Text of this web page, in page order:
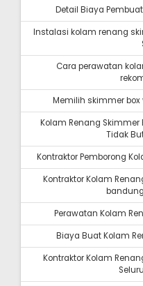
Detail Biaya
Instalasi kolam renang
Cara perawatan
Memilih skimmer
Kolam Renang
Tidak
Kontraktor Pemborong
Kontraktor Kolam
Perawatan Kolam
Biaya Buat Kolam
Kontraktor Kolam